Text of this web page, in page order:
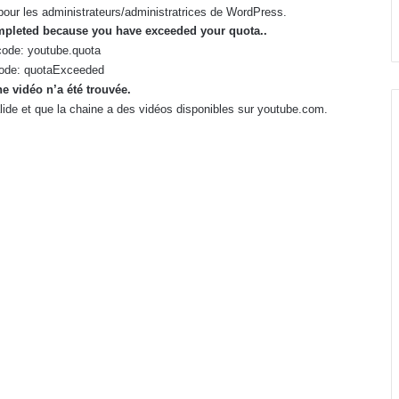
des avancements, une
paupérisation programmée des
les administrateurs/administratrices de WordPress.
because you have exceeded your quota..
youtube.quota
quotaExceeded
vidéo n’a été trouvée.
et que la chaine a des vidéos disponibles sur youtube.com.